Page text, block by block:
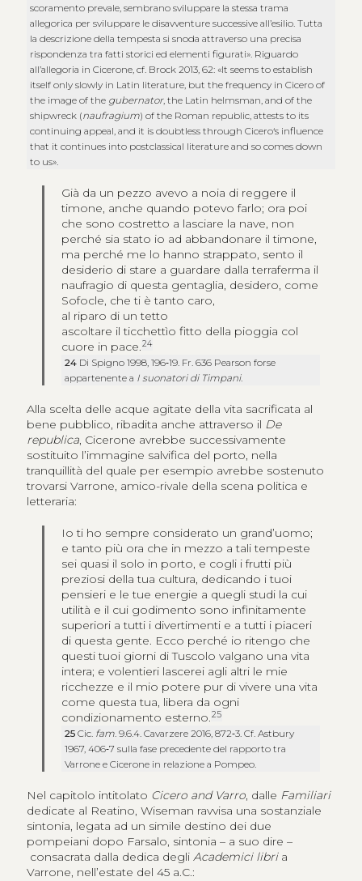
scoramento prevale, sembrano sviluppare la stessa trama
allegorica per sviluppare le disavventure successive all’esilio. Tutta
la descrizione della tempesta si snoda attraverso una precisa
rispondenza tra fatti storici ed elementi figurati». Riguardo
all’allegoria in Cicerone, cf. Brock 2013, 62: «It seems to establish
itself only slowly in Latin literature, but the frequency in Cicero of
the image of the gubernator, the Latin helmsman, and of the
shipwreck (naufragium) of the Roman republic, attests to its
continuing appeal, and it is doubtless through Cicero‘s influence
that it continues into postclassical literature and so comes down
to us».
Già da un pezzo avevo a noia di reggere il
timone, anche quando potevo farlo; ora poi
che sono costretto a lasciare la nave, non
perché sia stato io ad abbandonare il timone,
ma perché me lo hanno strappato, sento il
desiderio di stare a guardare dalla terraferma il
naufragio di questa gentaglia, desidero, come
Sofocle, che ti è tanto caro,
al riparo di un tetto
ascoltare il ticchettìo fitto della pioggia col
cuore in pace.24
24 Di Spigno 1998, 196‑19. Fr. 636 Pearson forse
appartenente a I suonatori di Timpani.
Alla scelta delle acque agitate della vita sacrificata al
bene pubblico, ribadita anche attraverso il De
republica, Cicerone avrebbe successivamente
sostituito l’immagine salvifica del porto, nella
tranquillità del quale per esempio avrebbe sostenuto
trovarsi Varrone, amico-rivale della scena politica e
letteraria:
Io ti ho sempre considerato un grand’uomo;
e tanto più ora che in mezzo a tali tempeste
sei quasi il solo in porto, e cogli i frutti più
preziosi della tua cultura, dedicando i tuoi
pensieri e le tue energie a quegli studi la cui
utilità e il cui godimento sono infinitamente
superiori a tutti i divertimenti e a tutti i piaceri
di questa gente. Ecco perché io ritengo che
questi tuoi giorni di Tuscolo valgano una vita
intera; e volentieri lascerei agli altri le mie
ricchezze e il mio potere pur di vivere una vita
come questa tua, libera da ogni
condizionamento esterno.25
25Cic. fam. 9.6.4. Cavarzere 2016, 872‑3. Cf. Astbury
1967, 406‑7 sulla fase precedente del rapporto tra
Varrone e Cicerone in relazione a Pompeo.
Nel capitolo intitolato Cicero and Varro, dalle Familiari
dedicate al Reatino, Wiseman ravvisa una sostanziale
sintonia, legata ad un simile destino dei due
pompeiani dopo Farsalo, sintonia – a suo dire –
consacrata dalla dedica degli Academici libria
Varrone, nell’estate del 45 a.C.: